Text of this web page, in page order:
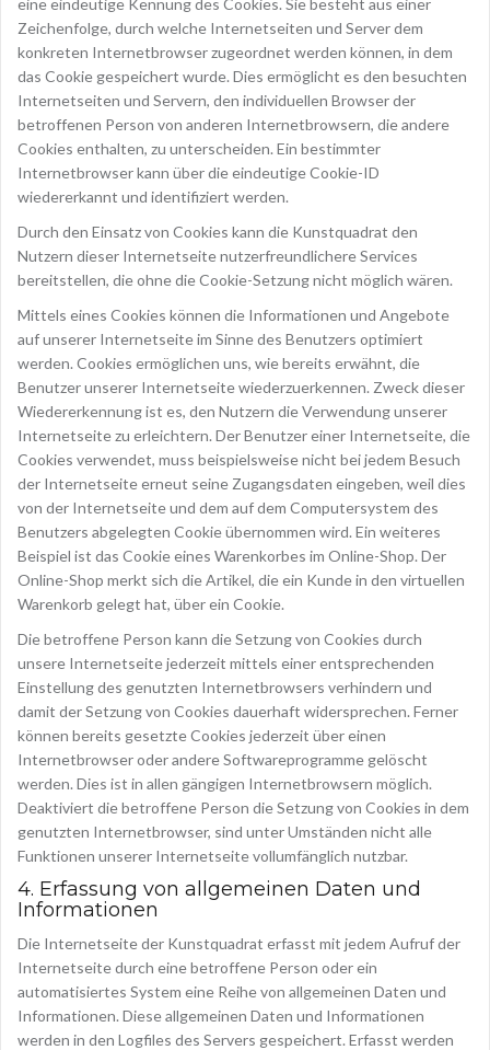
Zeichenfolge, durch welche Internetseiten und Server dem
konkreten Internetbrowser zugeordnet werden können, in dem
das Cookie gespeichert wurde. Dies ermöglicht es den besuchten
Internetseiten und Servern, den individuellen Browser der
betroffenen Person von anderen Internetbrowsern, die andere
Cookies enthalten, zu unterscheiden. Ein bestimmter
Internetbrowser kann über die eindeutige Cookie-ID
wiedererkannt und identifiziert werden.
Durch den Einsatz von Cookies kann die Kunstquadrat den
Nutzern dieser Internetseite nutzerfreundlichere Services
bereitstellen, die ohne die Cookie-Setzung nicht möglich wären.
Mittels eines Cookies können die Informationen und Angebote
auf unserer Internetseite im Sinne des Benutzers optimiert
werden. Cookies ermöglichen uns, wie bereits erwähnt, die
Benutzer unserer Internetseite wiederzuerkennen. Zweck dieser
Wiedererkennung ist es, den Nutzern die Verwendung unserer
Internetseite zu erleichtern. Der Benutzer einer Internetseite, die
Cookies verwendet, muss beispielsweise nicht bei jedem Besuch
der Internetseite erneut seine Zugangsdaten eingeben, weil dies
von der Internetseite und dem auf dem Computersystem des
Benutzers abgelegten Cookie übernommen wird. Ein weiteres
Beispiel ist das Cookie eines Warenkorbes im Online-Shop. Der
Online-Shop merkt sich die Artikel, die ein Kunde in den virtuellen
Warenkorb gelegt hat, über ein Cookie.
Die betroffene Person kann die Setzung von Cookies durch
unsere Internetseite jederzeit mittels einer entsprechenden
Einstellung des genutzten Internetbrowsers verhindern und
damit der Setzung von Cookies dauerhaft widersprechen. Ferner
können bereits gesetzte Cookies jederzeit über einen
Internetbrowser oder andere Softwareprogramme gelöscht
werden. Dies ist in allen gängigen Internetbrowsern möglich.
Deaktiviert die betroffene Person die Setzung von Cookies in dem
genutzten Internetbrowser, sind unter Umständen nicht alle
Funktionen unserer Internetseite vollumfänglich nutzbar.
4. Erfassung von allgemeinen Daten und
Informationen
Die Internetseite der Kunstquadrat erfasst mit jedem Aufruf der
Internetseite durch eine betroffene Person oder ein
automatisiertes System eine Reihe von allgemeinen Daten und
Informationen. Diese allgemeinen Daten und Informationen
werden in den Logfiles des Servers gespeichert. Erfasst werden